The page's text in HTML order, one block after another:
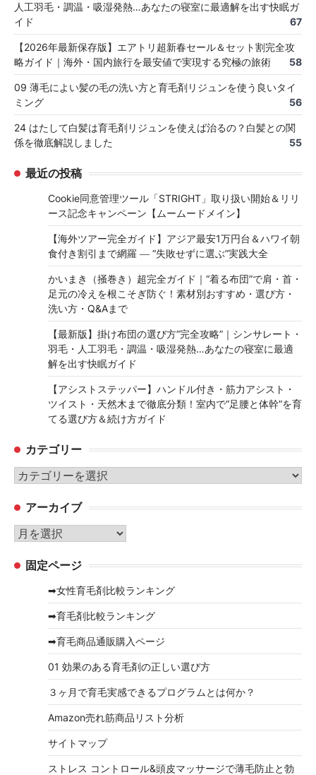
人工羽毛・調温・吸湿発熱…あなたの寝室に最適解を出す快眠ガ
イド
67
【2026年最新保存版】エアトリ超新春セール＆セット割完全攻
略ガイド｜海外・国内旅行を最安値で実現する究極の旅術
58
09 薄毛によい髪の毛の洗い方と育毛剤リジュンを使う良いタイ
ミング
56
24 はたして白髪は育毛剤リジュンを使えば治るの？白髪との関
係を徹底解説しました
55
最近の投稿
Cookie同意管理ツール「STRIGHT」取り扱い開始＆リリ
ース記念キャンペーン【ムームードメイン】
【海外ツアー完全ガイド】アジア最安1万円台＆ハワイ朝
食付き割引まで網羅 ― “失敗せずに選ぶ”実践大全
かいまき（掻巻き）超完全ガイド｜“着る布団”で肩・首・
足元の冷えを根こそぎ防ぐ！素材別おすすめ・選び方・
洗い方・Q&Aまで
【最新版】掛け布団の選び方“完全攻略”｜シンサレート・
羽毛・人工羽毛・調温・吸湿発熱…あなたの寝室に最適
解を出す快眠ガイド
【アシストステッパー】ハンドル付き・筋力アシスト・
ツイスト・天然木まで徹底分類！室内で“足腰と体幹”を育
てる選び方＆続け方ガイド
カテゴリー
カ
ゴ
リ
ー
アーカイブ
ア
カ 固定ページ
➡女性育毛剤比較ランキング
➡育毛剤比較ランキング
➡育毛商品通販購入ページ
01 効果のある育毛剤の正しい選び方
３ヶ月で育毛実感できるプログラムとは何か？
Amazon売れ筋商品リスト分析
サイトマップ
ストレス コントロール&頭皮マッサージで薄毛防止と勃